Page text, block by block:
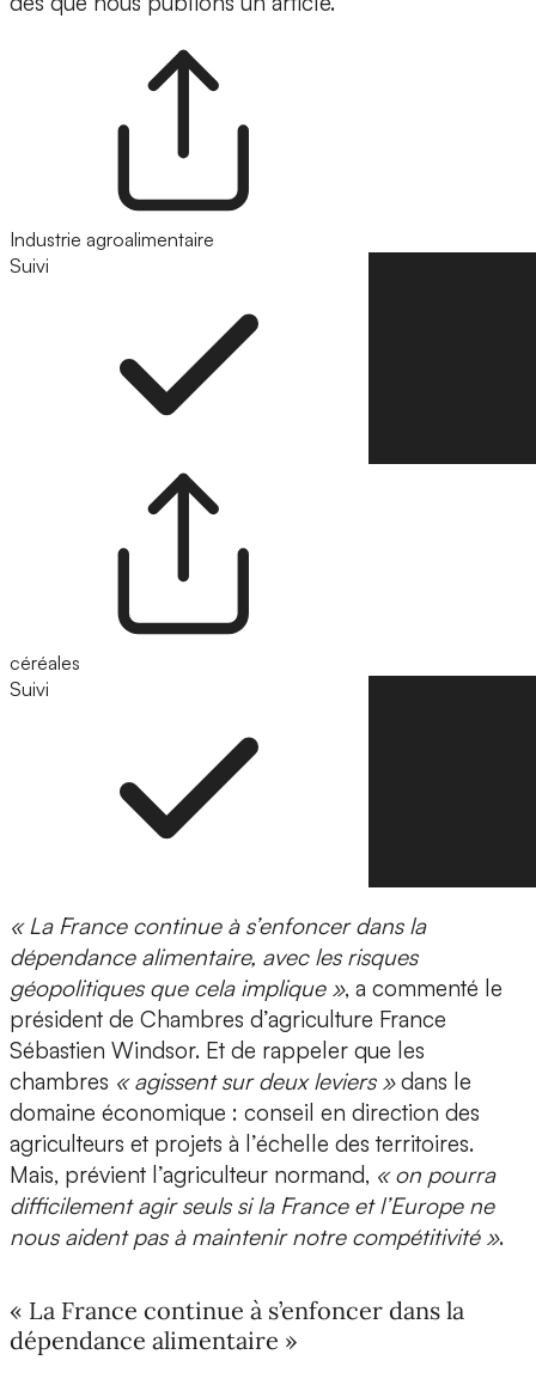
Industrie agroalimentaire
Suivi
céréales
Suivi
« La France continue à s’enfoncer dans la
dépendance alimentaire, avec les risques
géopolitiques que cela implique », a commenté le
président de Chambres d’agriculture France
Sébastien Windsor. Et de rappeler que les
chambres « agissent sur deux leviers »dans le
domaine économique : conseil en direction des
agriculteurs et projets à l’échelle des territoires.
Mais, prévient l’agriculteur normand, « on pourra
difficilement agir seuls si la France et l’Europe ne
nous aident pas à maintenir notre compétitivité ».
« La France continue à s’enfoncer dans la
dépendance alimentaire »